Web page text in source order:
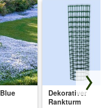
Dekorativer
Rankturm